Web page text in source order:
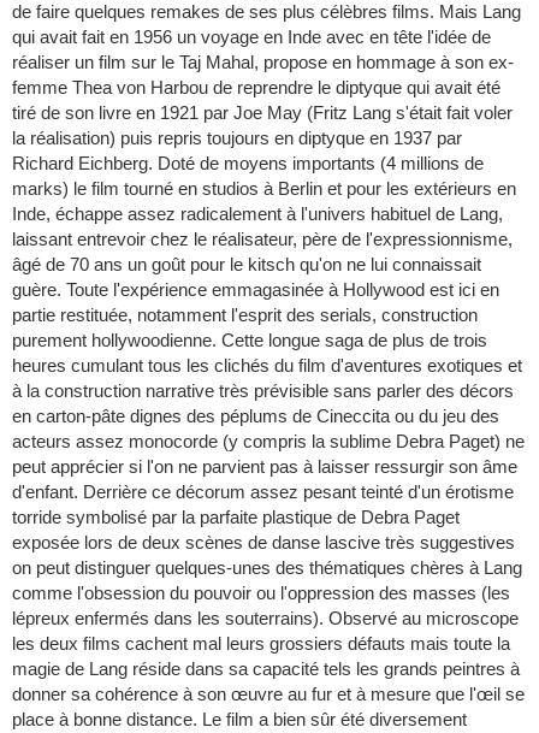
de faire quelques remakes de ses plus célèbres films. Mais Lang
qui avait fait en 1956 un voyage en Inde avec en tête l'idée de
réaliser un film sur le Taj Mahal, propose en hommage à son ex-
femme Thea von Harbou de reprendre le diptyque qui avait été
tiré de son livre en 1921 par Joe May (Fritz Lang s'était fait voler
la réalisation) puis repris toujours en diptyque en 1937 par
Richard Eichberg. Doté de moyens importants (4 millions de
marks) le film tourné en studios à Berlin et pour les extérieurs en
Inde, échappe assez radicalement à l'univers habituel de Lang,
laissant entrevoir chez le réalisateur, père de l'expressionnisme,
âgé de 70 ans un goût pour le kitsch qu'on ne lui connaissait
guère. Toute l'expérience emmagasinée à Hollywood est ici en
partie restituée, notamment l'esprit des serials, construction
purement hollywoodienne. Cette longue saga de plus de trois
heures cumulant tous les clichés du film d'aventures exotiques et
à la construction narrative très prévisible sans parler des décors
en carton-pâte dignes des péplums de Cineccita ou du jeu des
acteurs assez monocorde (y compris la sublime Debra Paget) ne
peut apprécier si l'on ne parvient pas à laisser ressurgir son âme
d'enfant. Derrière ce décorum assez pesant teinté d'un érotisme
torride symbolisé par la parfaite plastique de Debra Paget
exposée lors de deux scènes de danse lascive très suggestives
on peut distinguer quelques-unes des thématiques chères à Lang
comme l'obsession du pouvoir ou l'oppression des masses (les
lépreux enfermés dans les souterrains). Observé au microscope
les deux films cachent mal leurs grossiers défauts mais toute la
magie de Lang réside dans sa capacité tels les grands peintres à
donner sa cohérence à son œuvre au fur et à mesure que l'œil se
place à bonne distance. Le film a bien sûr été diversement